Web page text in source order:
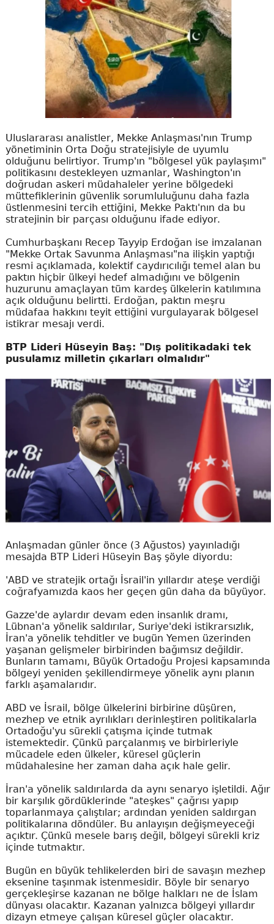
Uluslararası analistler, Mekke Anlaşması'nın Trump
yönetiminin Orta Doğu stratejisiyle de uyumlu
olduğunu belirtiyor. Trump'ın "bölgesel yük paylaşımı"
politikasını destekleyen uzmanlar, Washington'ın
doğrudan askeri müdahaleler yerine bölgedeki
müttefiklerinin güvenlik sorumluluğunu daha fazla
üstlenmesini tercih ettiğini, Mekke Paktı'nın da bu
stratejinin bir parçası olduğunu ifade ediyor.
Cumhurbaşkanı Recep Tayyip Erdoğan ise imzalanan
"Mekke Ortak Savunma Anlaşması"na ilişkin yaptığı
resmi açıklamada, kolektif caydırıcılığı temel alan bu
paktın hiçbir ülkeyi hedef almadığını ve bölgenin
huzurunu amaçlayan tüm kardeş ülkelerin katılımına
açık olduğunu belirtti. Erdoğan, paktın meşru
müdafaa hakkını teyit ettiğini vurgulayarak bölgesel
istikrar mesajı verdi.
BTP Lideri Hüseyin Baş: "Dış politikadaki tek
pusulamız milletin çıkarları olmalıdır"
Anlaşmadan günler önce (3 Ağustos) yayınladığı
mesajda BTP Lideri Hüseyin Baş şöyle diyordu:
'ABD ve stratejik ortağı İsrail'in yıllardır ateşe verdiği
coğrafyamızda kaos her geçen gün daha da büyüyor.
Gazze'de aylardır devam eden insanlık dramı,
Lübnan'a yönelik saldırılar, Suriye'deki istikrarsızlık,
İran'a yönelik tehditler ve bugün Yemen üzerinden
yaşanan gelişmeler birbirinden bağımsız değildir.
Bunların tamamı, Büyük Ortadoğu Projesi kapsamında
bölgeyi yeniden şekillendirmeye yönelik aynı planın
farklı aşamalarıdır.
ABD ve İsrail, bölge ülkelerini birbirine düşüren,
mezhep ve etnik ayrılıkları derinleştiren politikalarla
Ortadoğu'yu sürekli çatışma içinde tutmak
istemektedir. Çünkü parçalanmış ve birbirleriyle
mücadele eden ülkeler, küresel güçlerin
müdahalesine her zaman daha açık hale gelir.
İran'a yönelik saldırılarda da aynı senaryo işletildi. Ağır
bir karşılık gördüklerinde "ateşkes" çağrısı yapıp
toparlanmaya çalıştılar; ardından yeniden saldırgan
politikalarına döndüler. Bu anlayışın değişmeyeceği
açıktır. Çünkü mesele barış değil, bölgeyi sürekli kriz
içinde tutmaktır.
Bugün en büyük tehlikelerden biri de savaşın mezhep
eksenine taşınmak istenmesidir. Böyle bir senaryo
gerçekleşirse kazanan ne bölge halkları ne de İslam
dünyası olacaktır. Kazanan yalnızca bölgeyi yıllardır
dizayn etmeye çalışan küresel güçler olacaktır.